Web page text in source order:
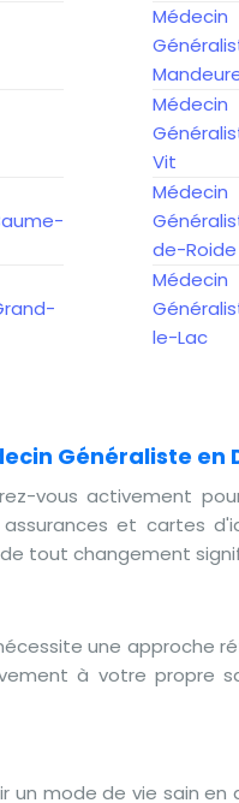
Médecin
Médecin
Vit
Médecin
de-Roide
Médecin
le-Lac
Généraliste en
vous activement
et cartes
tout changement
une approche
à votre propre
un mode de vie sain